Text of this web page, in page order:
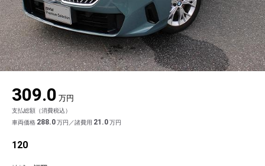
品質と保証
ローン・リース
自動車保険
カタログ情報
マイリスト
保存した検索条件
問合せ履歴
アカウントの確認・編集
ログアウト
車検／定期点検
コーティング
タイヤ交換
ボディ修理
エンジンオイル
企業概要
業績決算情報
プレスリリース
ヤナセの歴史
採用情報
リンク
メルセデス・ベンツ認定中古車
BMW認定中古車
フォルクスワーゲン認定中古車
AUDI認定中古車
プライバシーポリシー ソーシャルメディアポリシー
利用規約 会社概要
金融商品の勧誘方針
退会について
309.0 万円
支払総額（消費税込）
車両価格 288.0万円／諸費用 21.0万円
120
地図を見る
在庫一覧
キャンセル